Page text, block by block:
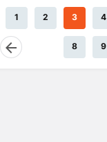
1 2 3 4
8 9